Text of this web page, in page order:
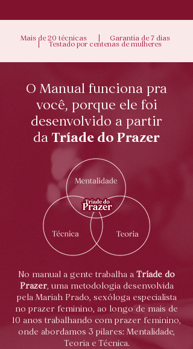
Mais de 20 técnicas | Garantia de 7 dias
Testado por centenas de mulheres
O Manual funciona pra
você, porque ele foi
desenvolvido a partir
da Tríade do Prazer
No manual a gente trabalha a Tríade do
Prazer, uma metodologia desenvolvida
pela Mariah Prado, sexóloga especialista
no prazer feminino, ao longo de mais de
10 anos trabalhando com prazer feminino,
onde abordamos 3 pilares: Mentalidade,
Teoria e Técnica.